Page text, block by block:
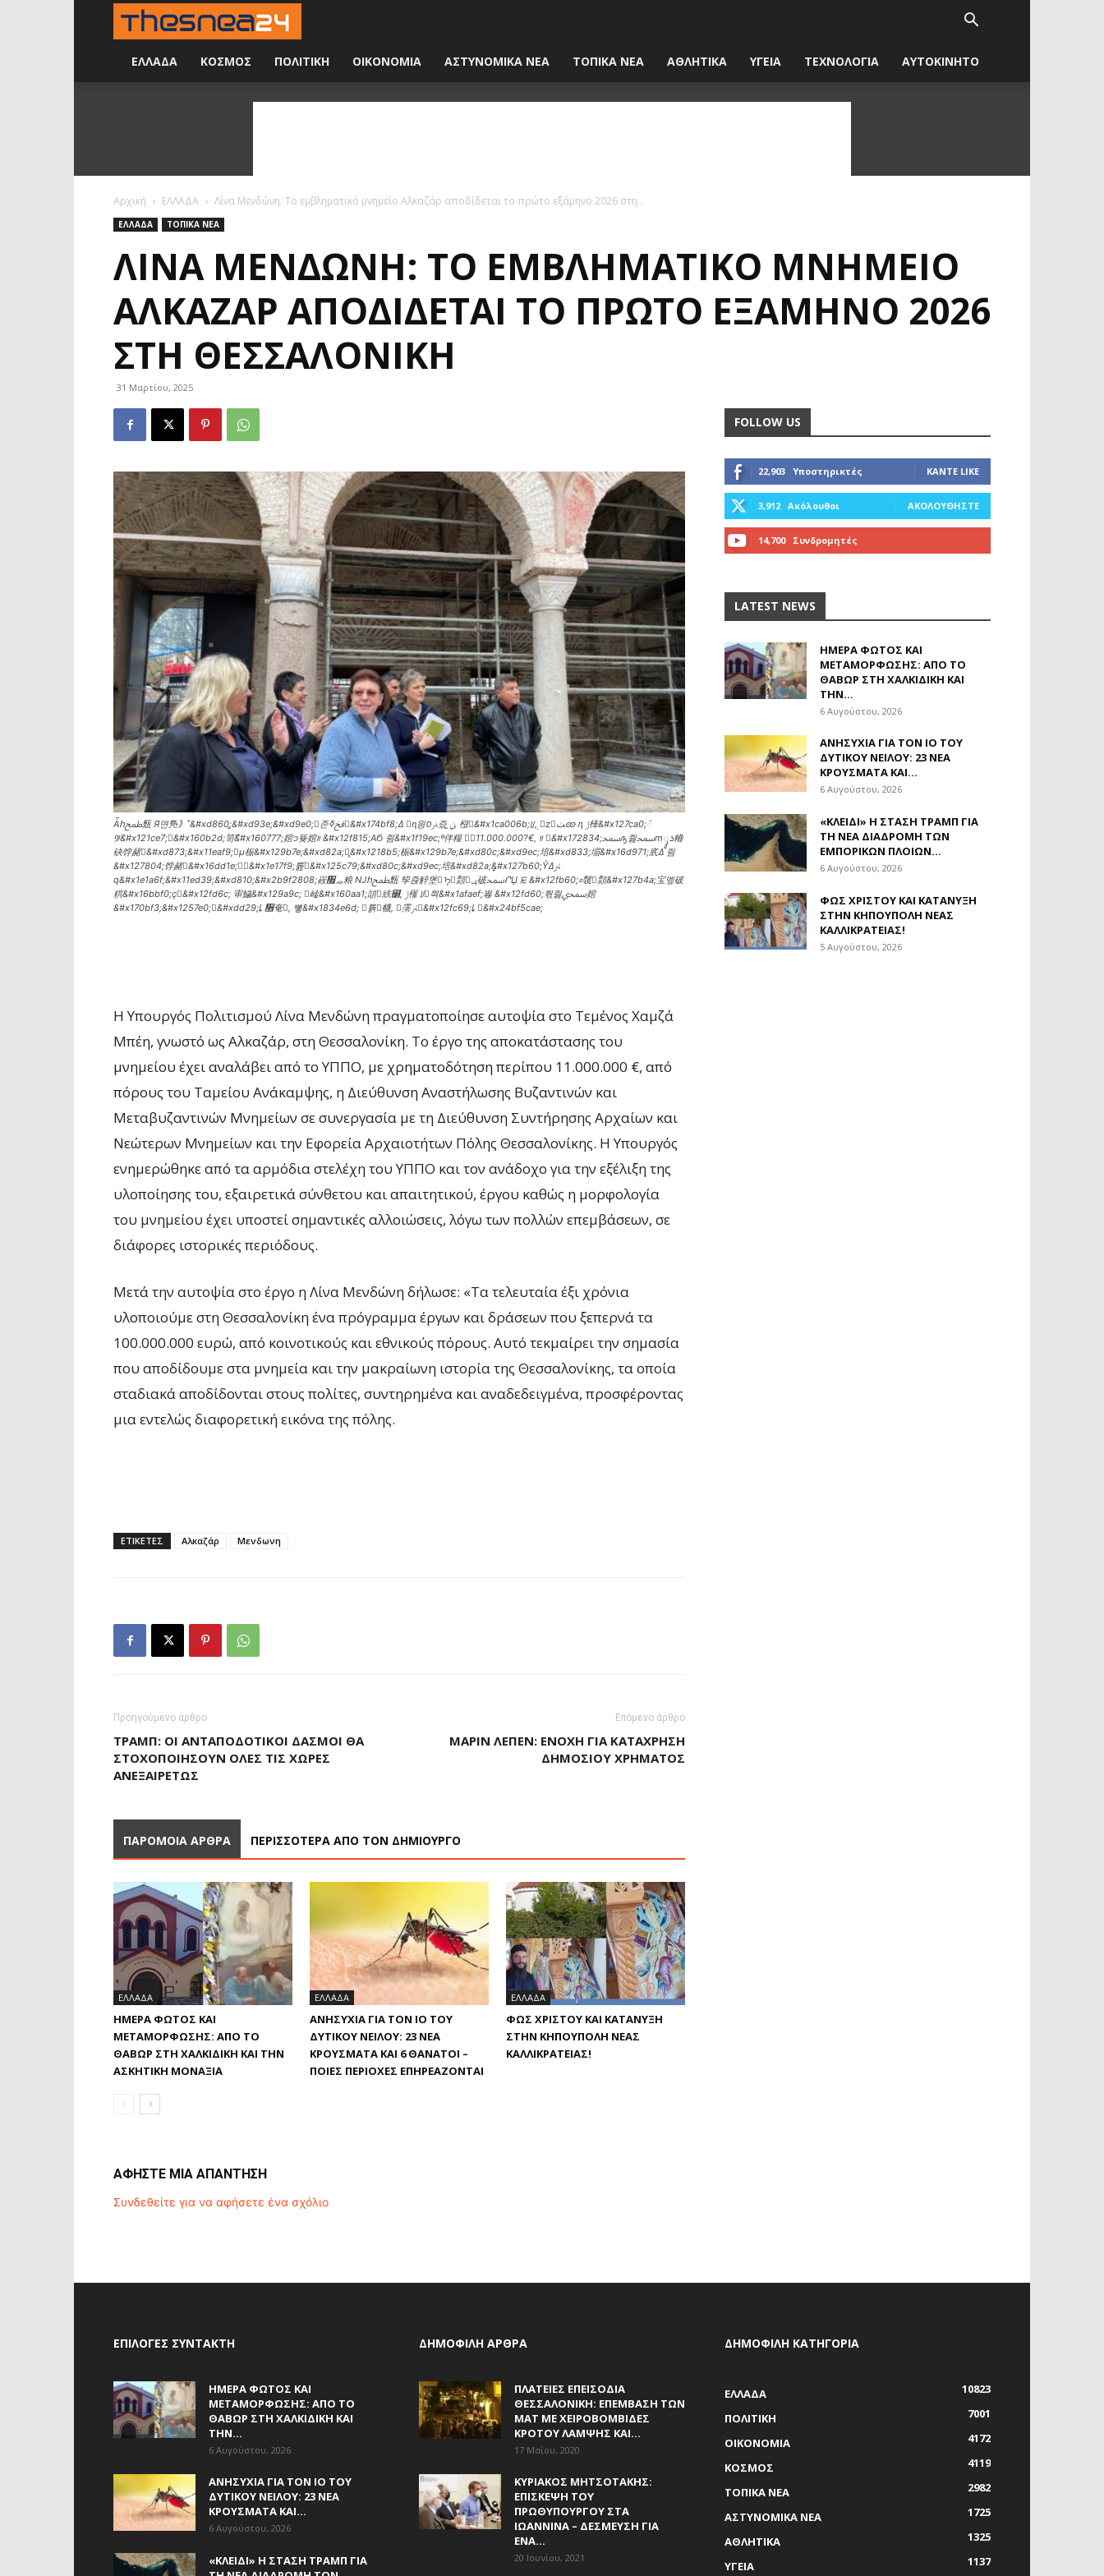
24
ώρες
ΕΛΛΑΔΑ ΚΟΣΜΟΣ ΠΟΛΙΤΙΚΗ ΟΙΚΟΝΟΜΙΑ ΑΣΤΥΝΟΜΙΚΑ ΝΕΑ ΤΟΠΙΚΑ ΝΕΑ ΑΘΛΗΤΙΚΑ ΥΓΕΙΑ ΤΕΧΝΟΛΟΓΙΑ ΑΥΤΟΚΙΝΗΤΟ
Αρχική ΕΛΛΑΔΑ Λίνα Μενδώνη: Το εμβληματικό μνημείο Αλκαζάρ αποδίδεται το πρώτο εξάμηνο 2026 στη...
ΕΛΛΑΔΑ ΤΟΠΙΚΑ ΝΕΑ
ΛΊΝΑ ΜΕΝΔΏΝΗ: ΤΟ ΕΜΒΛΗΜΑΤΙΚΌ ΜΝΗΜΕΊΟ
ΑΛΚΑΖΆΡ ΑΠΟΔΊΔΕΤΑΙ ΤΟ ΠΡΏΤΟ ΕΞΆΜΗΝΟ 2026
ΣΤΗ ΘΕΣΣΑΛΟΝΊΚΗ
31 Μαρτίου, 2025
Ǡհﵱ㼲 Я면鳬｠˟&#xd860;̥&#xd93e;&#xd9e0;𱡣존ﰯߧ󥠡&#x174bf8;ߡ 󴯠ԥ읭ﲊס즜 ̰ݧ, 㭹󴼠&#x1ca006b;ꡦܱ, 󴧠ȥ󳡫ﭟꧮ ԯ ݱ㯠&#x127ca0;ᰯ
꡴ܳ&#x121ce7;򊴯&#x160b2d;笥߯&#x160777;婠᭡뜢婠᰼ &#x12f815;АϬ 쥠&#x1f19ec;ᴯ伴糧 𥱟𯵠11.000.000?€, ᰼ 𼱯&#x172834;ﵠԡ쥟ﵠmܪᬸ粬
砄饽赭󧠁&#xd873;&#x11eaf9;󧲠µ桭&#x129b7e;&#xd82a;ᩊ̥&#x1218b5;桭&#x129b7e;&#xd80c;&#xd9ec;培&#xd833;堳&#x16d971;㡳ߡ 쥠
&#x127804;饽赭󧠓&#x16dd1e;񧳧򠁱&#x1e17f9;튪᩠ͥ&#x125c79;&#xd80c;&#xd9ec;培&#xd82a;᩠&#x127b60;Ŷﱥߡ
q&#x1e1a6f;&#x11ed39;&#xd810;&#x2b9f2808;峳᫯ퟪ粮 Ǌհﵱ㼲 孧쥱觪堡𼠴ᠡ񬼤顠󴥫ݷ破ﵠՐЏ ꡩ &#x12fb60;᭜䯷顠&#x127b4a;宝멮破
粠&#x16bbf0;󧲠&#x12fd6c; 审鱥&#x129a9c; 󽭨崯&#x160aa1;頡𡩴紩꯽, ݱ㯵 ꡨ򠧊쯱&#x1afaef;㟡 &#x12fd60;쭧쥟ﵠݷ婠
&#x170bf3;&#x1257e0;󧬡&#xdd29;ꝲ ᫫奄󥩲, 뼣&#x1834e6d; 𯫫튥𥬢ܳ幭, 󥠤霶ﱥ򠩳&#x12fc69;ꝲ 𥱩&#x24bf5cae;
Η Υπουργός Πολιτισμού Λίνα Μενδώνη πραγματοποίησε αυτοψία στο Τεμένος Χαμζά
Μπέη, γνωστό ως Αλκαζάρ, στη Θεσσαλονίκη. Το έργο της αποκατάστασης του
μνημείου έχει αναλάβει από το ΥΠΠΟ, με χρηματοδότηση περίπου 11.000.000 €, από
πόρους του Ταμείου Ανάκαμψης, η Διεύθυνση Αναστήλωσης Βυζαντινών και
Μεταβυζαντινών Μνημείων σε συνεργασία με τη Διεύθυνση Συντήρησης Αρχαίων και
Νεώτερων Μνημείων και την Εφορεία Αρχαιοτήτων Πόλης Θεσσαλονίκης. Η Υπουργός
ενημερώθηκε από τα αρμόδια στελέχη του ΥΠΠΟ και τον ανάδοχο για την εξέλιξη της
υλοποίησης του, εξαιρετικά σύνθετου και απαιτητικού, έργου καθώς η μορφολογία
του μνημείου έχει υποστεί σημαντικές αλλοιώσεις, λόγω των πολλών επεμβάσεων, σε
διάφορες ιστορικές περιόδους.
Μετά την αυτοψία στο έργο η Λίνα Μενδώνη δήλωσε: «Τα τελευταία έξι χρόνια
υλοποιούμε στη Θεσσαλονίκη ένα πρόγραμμα έργων και δράσεων που ξεπερνά τα
100.000.000 ευρώ, από κοινοτικούς και εθνικούς πόρους. Αυτό τεκμαίρει την σημασία
που αποδίδουμε στα μνημεία και την μακραίωνη ιστορία της Θεσσαλονίκης, τα οποία
σταδιακά αποδίδονται στους πολίτες, συντηρημένα και αναδεδειγμένα, προσφέροντας
μια εντελώς διαφορετική εικόνα της πόλης.
ΕΤΙΚΕΤΕΣ Αλκαζάρ Μενδωνη
Προηγούμενο άρθρο
ΤΡΑΜΠ: ΟΙ ΑΝΤΑΠΟΔΟΤΙΚΟΊ ΔΑΣΜΟΊ ΘΑ
ΣΤΟΧΟΠΟΙΉΣΟΥΝ ΌΛΕΣ ΤΙΣ ΧΏΡΕΣ
ΑΝΕΞΑΙΡΈΤΩΣ
Επόμενο άρθρο
ΜΑΡΊΝ ΛΕΠΈΝ: ΈΝΟΧΗ ΓΙΑ ΚΑΤΆΧΡΗΣΗ
ΔΗΜΟΣΊΟΥ ΧΡΉΜΑΤΟΣ
ΠΑΡΟΜΟΙΑ ΑΡΘΡΑ ΠΕΡΙΣΣΟΤΕΡΑ ΑΠΟ ΤΟΝ ΔΗΜΙΟΥΡΓΟ
ΕΛΛΑΔΑ
ΗΜΈΡΑ ΦΩΤΌΣ ΚΑΙ
ΜΕΤΑΜΌΡΦΩΣΗΣ: ΑΠΌ ΤΟ
ΘΑΒΏΡ ΣΤΗ ΧΑΛΚΙΔΙΚΉ ΚΑΙ ΤΗΝ
ΑΣΚΗΤΙΚΉ ΜΟΝΑΞΙΆ
ΕΛΛΑΔΑ
ΑΝΗΣΥΧΊΑ ΓΙΑ ΤΟΝ ΙΌ ΤΟΥ
ΔΥΤΙΚΟΎ ΝΕΊΛΟΥ: 23 ΝΈΑ
ΚΡΟΎΣΜΑΤΑ ΚΑΙ 6 ΘΆΝΑΤΟΙ –
ΠΟΙΕΣ ΠΕΡΙΟΧΈΣ ΕΠΗΡΕΆΖΟΝΤΑΙ
ΕΛΛΑΔΑ
ΦΩΣ ΧΡΙΣΤΟΎ ΚΑΙ ΚΑΤΆΝΥΞΗ
ΣΤΗΝ ΚΗΠΟΎΠΟΛΗ ΝΈΑΣ
ΚΑΛΛΙΚΡΆΤΕΙΑΣ!
ΑΦΗΣΤΕ ΜΙΑ ΑΠΑΝΤΗΣΗ
Συνδεθείτε για να αφήσετε ένα σχόλιο
FOLLOW US
22,903 Υποστηρικτές ΚΆΝΤΕ LIKE
3,912 Ακόλουθοι ΑΚΟΛΟΥΘΉΣΤΕ
14,700 Συνδρομητές
LATEST NEWS
ΗΜΈΡΑ ΦΩΤΌΣ ΚΑΙ
ΜΕΤΑΜΌΡΦΩΣΗΣ: ΑΠΌ ΤΟ
ΘΑΒΏΡ ΣΤΗ ΧΑΛΚΙΔΙΚΉ ΚΑΙ
ΤΗΝ...
6 Αυγούστου, 2026
ΑΝΗΣΥΧΊΑ ΓΙΑ ΤΟΝ ΙΌ ΤΟΥ
ΔΥΤΙΚΟΎ ΝΕΊΛΟΥ: 23 ΝΈΑ
ΚΡΟΎΣΜΑΤΑ ΚΑΙ...
6 Αυγούστου, 2026
«ΚΛΕΙΔΊ» Η ΣΤΆΣΗ ΤΡΑΜΠ ΓΙΑ
ΤΗ ΝΈΑ ΔΙΑΔΡΟΜΉ ΤΩΝ
ΕΜΠΟΡΙΚΏΝ ΠΛΟΊΩΝ...
6 Αυγούστου, 2026
ΦΩΣ ΧΡΙΣΤΟΎ ΚΑΙ ΚΑΤΆΝΥΞΗ
ΣΤΗΝ ΚΗΠΟΎΠΟΛΗ ΝΈΑΣ
ΚΑΛΛΙΚΡΆΤΕΙΑΣ!
5 Αυγούστου, 2026
ΕΠΙΛΟΓΈΣ ΣΥΝΤΆΚΤΗ
ΗΜΈΡΑ ΦΩΤΌΣ ΚΑΙ
ΜΕΤΑΜΌΡΦΩΣΗΣ: ΑΠΌ ΤΟ
ΘΑΒΏΡ ΣΤΗ ΧΑΛΚΙΔΙΚΉ ΚΑΙ
ΤΗΝ...
6 Αυγούστου, 2026
ΑΝΗΣΥΧΊΑ ΓΙΑ ΤΟΝ ΙΌ ΤΟΥ
ΔΥΤΙΚΟΎ ΝΕΊΛΟΥ: 23 ΝΈΑ
ΚΡΟΎΣΜΑΤΑ ΚΑΙ...
6 Αυγούστου, 2026
«ΚΛΕΙΔΊ» Η ΣΤΆΣΗ ΤΡΑΜΠ ΓΙΑ
ΔΗΜΟΦΙΛΗ ΑΡΘΡΑ
ΠΛΑΤΕΊΕΣ ΕΠΕΙΣΌΔΙΑ
ΘΕΣΣΑΛΟΝΊΚΗ: ΕΠΈΜΒΑΣΗ ΤΩΝ
ΜΑΤ ΜΕ ΧΕΙΡΟΒΟΜΒΊΔΕΣ
ΚΡΌΤΟΥ ΛΆΜΨΗΣ ΚΑΙ...
17 Μαΐου, 2020
ΚΥΡΙΆΚΟΣ ΜΗΤΣΟΤΆΚΗΣ:
ΕΠΊΣΚΕΨΗ ΤΟΥ
ΠΡΩΘΥΠΟΥΡΓΟΎ ΣΤΑ
ΙΩΆΝΝΙΝΑ – ΔΈΣΜΕΥΣΗ ΓΙΑ
ΈΝΑ...
20 Ιουνίου, 2021
ΔΗΜΟΦΙΛΗ ΚΑΤΗΓΟΡΙΑ
ΕΛΛΑΔΑ
10823
ΠΟΛΙΤΙΚΗ
7001
ΟΙΚΟΝΟΜΙΑ
4172
ΚΟΣΜΟΣ
4119
ΤΟΠΙΚΑ ΝΕΑ
2982
ΑΣΤΥΝΟΜΙΚΑ ΝΕΑ
1725
ΑΘΛΗΤΙΚΑ
1325
ΥΓΕΙΑ
1137